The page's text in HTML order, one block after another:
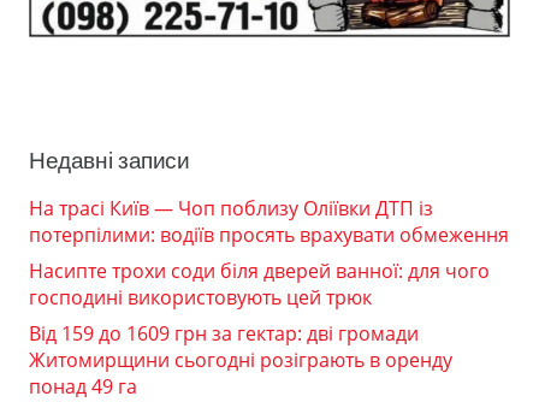
Недавні записи
На трасі Київ — Чоп поблизу Оліївки ДТП із
потерпілими: водіїв просять врахувати обмеження
Насипте трохи соди біля дверей ванної: для чого
господині використовують цей трюк
Від 159 до 1609 грн за гектар: дві громади
Житомирщини сьогодні розіграють в оренду
понад 49 га